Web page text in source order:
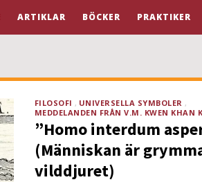
ARTIKLAR BÖCKER PRAKTIKER
FILOSOFI
UNIVERSELLA SYMBOLER
MEDDELANDEN FRÅN V.M. KWEN KHAN
”Homo interdum
(Människan är
vilddjuret)